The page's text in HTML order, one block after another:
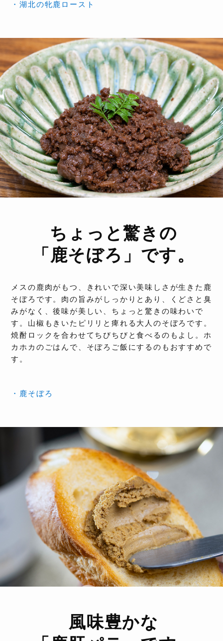
・湖北の牝鹿ロースト
ちょっと驚きの
「鹿そぼろ」です。
メスの鹿肉がもつ、きれいで深い美味しさが生きた鹿
そぼろです。肉の旨みがしっかりとあり、くどさと臭
みがなく、後味が美しい、ちょっと驚きの味わいで
す。山椒もきいたピリリと痺れる大人のそぼろです。
焼酎ロックを合わせてちびちびと食べるのもよし。ホ
カホカのごはんで、そぼろご飯にするのもおすすめで
す。
・鹿そぼろ
風味豊かな